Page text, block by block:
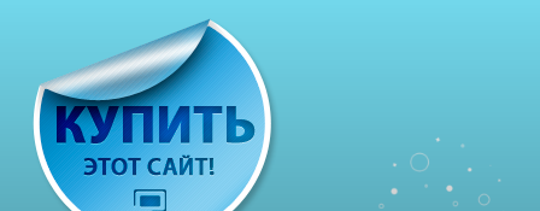
содержимому